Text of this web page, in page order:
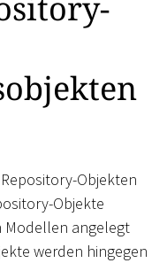
Objekten
Objekte
Modellen angelegt
werden hingegen